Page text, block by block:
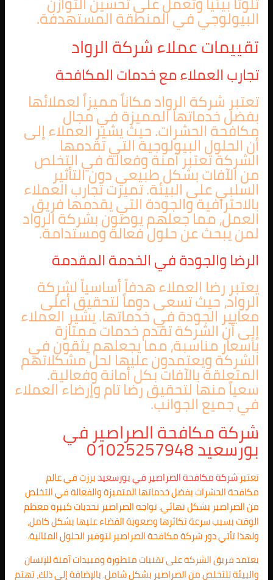
البيولوجي في المنطقة المستهدفة.
تقييمات عملاء شركة الرواد
تجارب العملاء مع خدمات المكافحة
تعتبر شركة الرواد مكاناً مميزاً لعملائها
بفضل خدماتها المميزة في مجال
مكافحة الحشرات. حيث يشير العملاء إلى
أن الحلول البيولوجية التي تقدمها
الشركة تعتبر آمنة وفعالة في التخلص
من الآفات بشكل طبيعي دون التأثير
السلبي على البيئة. تميزت تجارب العملاء
بالاحترافية والجودة التي يقدمها فريق
العمل، مما جعلهم يوصون بشركة الرواد
لمن يبحث عن حلول فعالة ومستدامة.
الرضا والجودة في الخدمة المقدمة
يعتبر رضا العملاء هدفاً أساسياً لشركة
الرواد، حيث تسعى دوماً لتحقيق أعلى
معايير الجودة في خدماتها. يشير العملاء
إلى أن الشركة تقدم خدمات ممتازة
بأسعار مناسبة، مما يجعلهم يثقون في
الشركة ويعتمدون عليها لحل مشكلاتهم
المتعلقة بالآفات بكل أمانة وفعالية.
سعياً منها لتحقيق رضا تام وإرضاء العملاء
في جميع الجوانب.
شركة مكافحة الصراصير في
بورسعيد 01025257948
تعتبرشركة مكافحة الصراصير في بورسعيدبرزت في عالم
مكافحة الحشرات بفضل خدماتها المتميزة والفعالة في التخلص
من الصراصير بشكل نهائي. تواجه الصراصير تحديات كبيرة معظم
الوقت بسبب سرعة تكاثرها وصعوبة القضاء عليها بشكل كامل،
ولهذا تأتي دور شركة مكافحة الصراصير لتوفير الحلول المثالية.
يعتمد فريق الشركة على تقنيات متطورة ومبيدات آمنة للإنسان
والبيئة للتخلص من الصراصير بشكل شامل. بالإضافة إلى ذلك، تهتم